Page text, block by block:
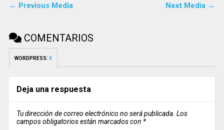
← Previous Media Next Media →
COMENTARIOS
WORDPRESS: 0
Deja una respuesta
Tu dirección de correo electrónico no será publicada. Los
campos obligatorios están marcados con *